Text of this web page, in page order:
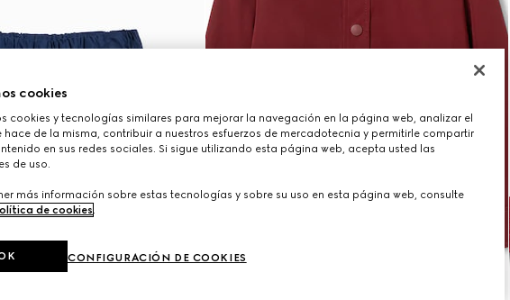
cookies
cookies y tecnologías similares para mejorar la navegación en la página web, analizar el
hace de la misma, contribuir a nuestros esfuerzos de mercadotecnia y permitirle compartir
en sus redes sociales. Si sigue utilizando esta página web, acepta usted las
de uso.
más información sobre estas tecnologías y sobre su uso en esta página web, consulte
de cookies.
CONFIGURACIÓN DE COOKIES